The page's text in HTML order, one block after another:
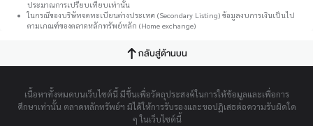
ประมาณการเปรียบเทียบเท่านั้น
ในกรณีของบริษัทจดทะเบียนต่างประเทศ (Secondary Listing) ข้อมูลงบการเงินเป็นไป
ตามเกณฑ์ของตลาดหลักทรัพย์หลัก (Home exchange)
กลับสู่ด้านบน
เนื้อหาทั้งหมดบนเว็บไซต์นี้ มีขึ้นเพื่อวัตถุประสงค์ในการให้ข้อมูลและเพื่อการ
ศึกษาเท่านั้น ตลาดหลักทรัพย์ฯ มิได้ให้การรับรองและขอปฏิเสธต่อความรับผิดใด
ๆ ในเว็บไซต์นี้